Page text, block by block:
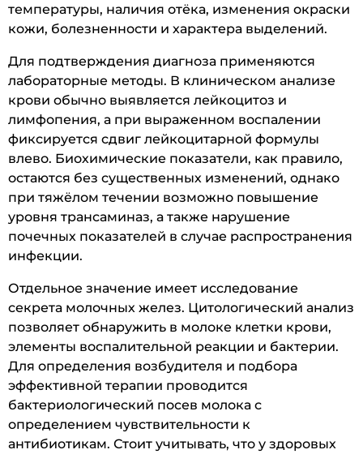
температуры, наличия отёка, изменения окраски
кожи, болезненности и характера выделений.
Для подтверждения диагноза применяются
лабораторные методы. В клиническом анализе
крови обычно выявляется лейкоцитоз и
лимфопения, а при выраженном воспалении
фиксируется сдвиг лейкоцитарной формулы
влево. Биохимические показатели, как правило,
остаются без существенных изменений, однако
при тяжёлом течении возможно повышение
уровня трансаминаз, а также нарушение
почечных показателей в случае распространения
инфекции.
Отдельное значение имеет исследование
секрета молочных желез. Цитологический анализ
позволяет обнаружить в молоке клетки крови,
элементы воспалительной реакции и бактерии.
Для определения возбудителя и подбора
эффективной терапии проводится
бактериологический посев молока с
определением чувствительности к
антибиотикам. Стоит учитывать, что у здоровых